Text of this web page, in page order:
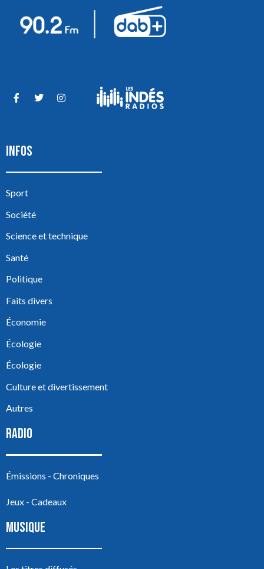
INFOS
Sport
Société
Science et technique
Santé
Politique
Faits divers
Économie
Écologie
Écologie
Culture et divertissement
Autres
RADIO
Émissions - Chroniques
Jeux - Cadeaux
MUSIQUE